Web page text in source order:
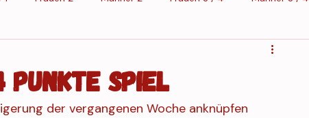
Punkte Spiel
der vergangenen Woche anknüpfen